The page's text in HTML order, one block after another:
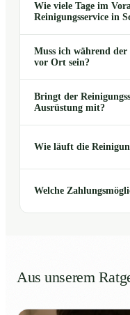
Wie viele Tage im
Reinigungsservice in
Muss ich während
vor Ort sein?
Bringt der
Ausrüstung mit?
Wie läuft die
Welche
Aus unserem